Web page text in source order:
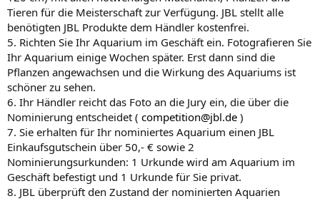
Tieren für die Meisterschaft zur Verfügung. JBL stellt alle
benötigten JBL Produkte dem Händler kostenfrei.
5. Richten Sie Ihr Aquarium im Geschäft ein. Fotografieren Sie
Ihr Aquarium einige Wochen später. Erst dann sind die
Pflanzen angewachsen und die Wirkung des Aquariums ist
schöner zu sehen.
6. Ihr Händler reicht das Foto an die Jury ein, die über die
Nominierung entscheidet ( competition@jbl.de )
7. Sie erhalten für Ihr nominiertes Aquarium einen JBL
Einkaufsgutschein über 50,- € sowie 2
Nominierungsurkunden: 1 Urkunde wird am Aquarium im
Geschäft befestigt und 1 Urkunde für Sie privat.
8. JBL überprüft den Zustand der nominierten Aquarien